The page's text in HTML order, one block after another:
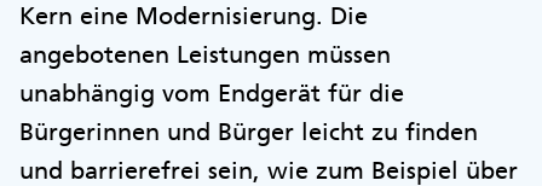
Kern eine Modernisierung. Die
angebotenen Leistungen müssen
unabhängig vom Endgerät für die
Bürgerinnen und Bürger leicht zu finden
und barrierefrei sein, wie zum Beispiel über